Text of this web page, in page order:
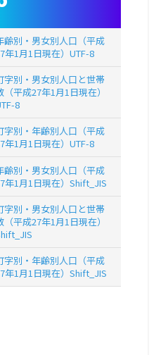
齢別・男女別人口（平成
年1月1日現在）UTF-8
字別・男女別人口と世帯
（平成27年1月1日現在）
8
字別・年齢別人口（平成
年1月1日現在）UTF-8
齢別・男女別人口（平成
年1月1日現在）Shift_JIS
字別・男女別人口と世帯
（平成27年1月1日現在）
字別・年齢別人口（平成
年1月1日現在）Shift_JIS